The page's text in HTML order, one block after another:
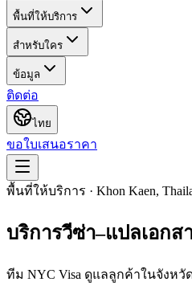
พื้นที่ให้บริการ
สำหรับใคร
ข้อมูล
ติดต่อ
ไทย
ขอใบเสนอราคา
พื้นที่ให้บริการ · Khon Kaen,
บริการวีซ่า–แปลเอกส
ทีม NYC Visa ดูแลลูกค้าในจังห